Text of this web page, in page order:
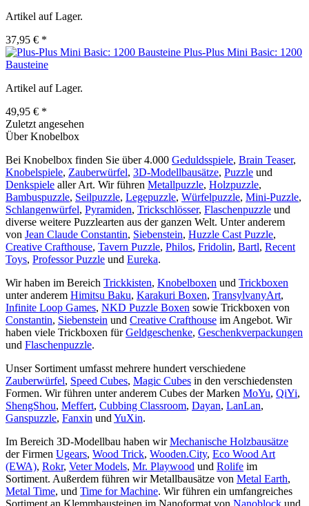
Artikel auf Lager.
37,95 € *
Plus-Plus Mini Basic: 1200
Bausteine
Artikel auf Lager.
49,95 € *
Zuletzt angesehen
Über Knobelbox
Bei Knobelbox finden Sie über 4.000 Geduldsspiele, Brain Teaser,
Knobelspiele, Zauberwürfel, 3D-Modellbausätze, Puzzle und
Denkspiele aller Art. Wir führen Metallpuzzle, Holzpuzzle,
Bambuspuzzle, Seilpuzzle, Legepuzzle, Würfelpuzzle, Mini-Puzzle,
Schlangenwürfel, Pyramiden, Trickschlösser, Flaschenpuzzle und
diverse weitere Puzzlearten aus der ganzen Welt. Unter anderem
von Jean Claude Constantin, Siebenstein, Huzzle Cast Puzzle,
Creative Crafthouse, Tavern Puzzle, Philos, Fridolin, Bartl, Recent
Toys, Professor Puzzle und Eureka.
Wir haben im Bereich Trickkisten, Knobelboxen und Trickboxen
unter anderem Himitsu Baku, Karakuri Boxen, TransylvanyArt,
Infinite Loop Games, NKD Puzzle Boxen sowie Trickboxen von
Constantin, Siebenstein und Creative Crafthouse im Angebot. Wir
haben viele Trickboxen fürGeldgeschenke, Geschenkverpackungen
und Flaschenpuzzle.
Unser Sortiment umfasst mehrere hundert verschiedene
Zauberwürfel, Speed Cubes, Magic Cubes in den verschiedensten
Formen. Wir führen unter anderem Cubes der Marken MoYu, QiYi,
ShengShou, Meffert, Cubbing Classroom, Dayan, LanLan,
Ganspuzzle, Fanxin und YuXin.
Im Bereich 3D-Modellbau haben wirMechanische Holzbausätze
der Firmen Ugears, Wood Trick, Wooden.City, Eco Wood Art
(EWA), Rokr, Veter Models, Mr. Playwood und Rolife im
Sortiment. Außerdem führen wir Metallbausätze von Metal Earth,
Metal Time, und Time for Machine. Wir führen ein umfangreiches